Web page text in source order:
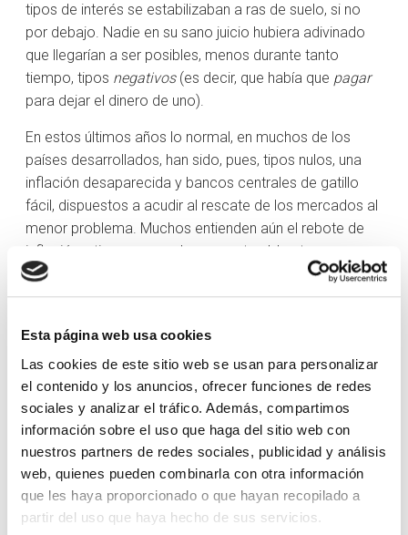
Esta página web usa cookies
Las cookies de este sitio web se usan para personalizar
el contenido y los anuncios, ofrecer funciones de redes
sociales y analizar el tráfico. Además, compartimos
información sobre el uso que haga del sitio web con
nuestros partners de redes sociales, publicidad y análisis
web, quienes pueden combinarla con otra información
que les haya proporcionado o que hayan recopilado a
partir del uso que haya hecho de sus servicios.
tipos de interés se estabilizaban a ras de suelo, si no
por debajo. Nadie en su sano juicio hubiera adivinado
que llegarían a ser posibles, menos durante tanto
tiempo, tipos negativos(es decir, que había que pagar
para dejar el dinero de uno).
En estos últimos años lo normal, en muchos de los
países desarrollados, han sido, pues, tipos nulos, una
inflación desaparecida y bancos centrales de gatillo
fácil, dispuestos a acudir al rescate de los mercados al
menor problema. Muchos entienden aún el rebote de
inflación y tipos como algo coyuntural, hasta que
volvamos a tiempos previos, a no muy tardar. Sin
embargo, conviene recordar que, mientras los
inteligencia artificial), nuestro cerebro tenderá a
extrapolar el pasado reciente para imaginar el futuro.
Es uno más de los sesgos cognitivos que distorsionan
como percibimos la realidad y que condicionan nuestro
proceso de inversión.
Haremos muy mal si no entendemos que la próxima
década va a ser muy distinta a la anterior. La inflación
muy probablemente se estabilizará en niveles por